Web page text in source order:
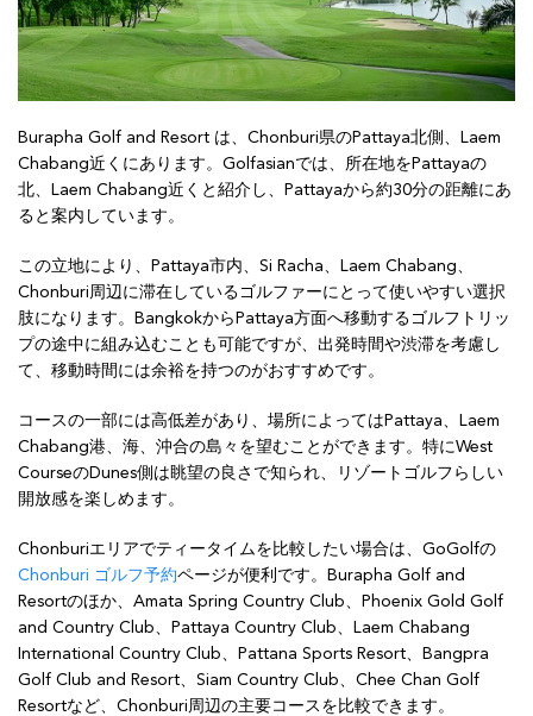
Burapha Golf and Resort は、Chonburi県のPattaya北側、Laem
Chabang近くにあります。Golfasianでは、所在地をPattayaの
北、Laem Chabang近くと紹介し、Pattayaから約30分の距離にあ
ると案内しています。
この立地により、Pattaya市内、Si Racha、Laem Chabang、
Chonburi周辺に滞在しているゴルファーにとって使いやすい選択
肢になります。BangkokからPattaya方面へ移動するゴルフトリッ
プの途中に組み込むことも可能ですが、出発時間や渋滞を考慮し
て、移動時間には余裕を持つのがおすすめです。
コースの一部には高低差があり、場所によってはPattaya、Laem
Chabang港、海、沖合の島々を望むことができます。特にWest
CourseのDunes側は眺望の良さで知られ、リゾートゴルフらしい
開放感を楽しめます。
Chonburiエリアでティータイムを比較したい場合は、GoGolfの
Chonburi ゴルフ予約ページが便利です。Burapha Golf and
Resortのほか、Amata Spring Country Club、Phoenix Gold Golf
and Country Club、Pattaya Country Club、Laem Chabang
International Country Club、Pattana Sports Resort、Bangpra
Golf Club and Resort、Siam Country Club、Chee Chan Golf
Resortなど、Chonburi周辺の主要コースを比較できます。